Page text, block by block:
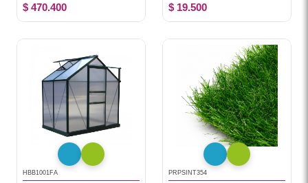
$ 470.400 $ 19.500
HBB1001FA PRPSINT354